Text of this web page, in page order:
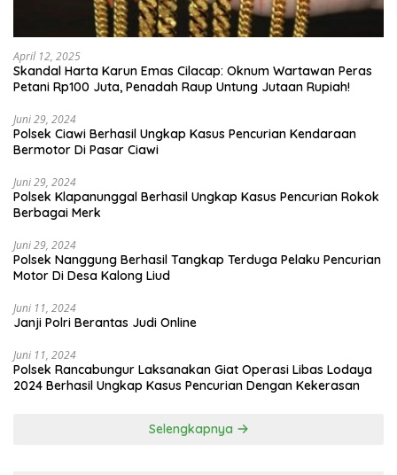
April 12, 2025
Skandal Harta Karun Emas Cilacap: Oknum Wartawan Peras
Petani Rp100 Juta, Penadah Raup Untung Jutaan Rupiah!
Juni 29, 2024
Polsek Ciawi Berhasil Ungkap Kasus Pencurian Kendaraan
Bermotor Di Pasar Ciawi
Juni 29, 2024
Polsek Klapanunggal Berhasil Ungkap Kasus Pencurian Rokok
Berbagai Merk
Juni 29, 2024
Polsek Nanggung Berhasil Tangkap Terduga Pelaku Pencurian
Motor Di Desa Kalong Liud
Juni 11, 2024
Janji Polri Berantas Judi Online
Juni 11, 2024
Polsek Rancabungur Laksanakan Giat Operasi Libas Lodaya
2024 Berhasil Ungkap Kasus Pencurian Dengan Kekerasan
Selengkapnya